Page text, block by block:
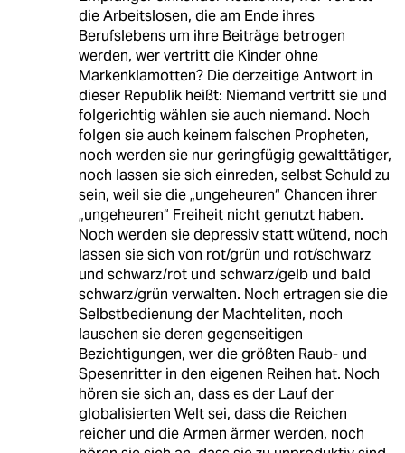
die Arbeitslosen, die am Ende ihres
Berufslebens um ihre Beiträge betrogen
werden, wer vertritt die Kinder ohne
Markenklamotten? Die derzeitige Antwort in
dieser Republik heißt: Niemand vertritt sie und
folgerichtig wählen sie auch niemand. Noch
folgen sie auch keinem falschen Propheten,
noch werden sie nur geringfügig gewalttätiger,
noch lassen sie sich einreden, selbst Schuld zu
sein, weil sie die „ungeheuren“ Chancen ihrer
„ungeheuren“ Freiheit nicht genutzt haben.
Noch werden sie depressiv statt wütend, noch
lassen sie sich von rot/grün und rot/schwarz
und schwarz/rot und schwarz/gelb und bald
schwarz/grün verwalten. Noch ertragen sie die
Selbstbedienung der Machteliten, noch
lauschen sie deren gegenseitigen
Bezichtigungen, wer die größten Raub- und
Spesenritter in den eigenen Reihen hat. Noch
hören sie sich an, dass es der Lauf der
globalisierten Welt sei, dass die Reichen
reicher und die Armen ärmer werden, noch